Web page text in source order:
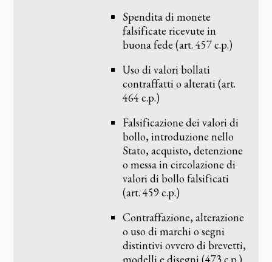
Spendita di monete
falsificate ricevute in
buona fede (art. 457 c.p.)
Uso di valori bollati
contraffatti o alterati (art.
464 c.p.)
Falsificazione dei valori di
bollo, introduzione nello
Stato, acquisto, detenzione
o messa in circolazione di
valori di bollo falsificati
(art. 459 c.p.)
Contraffazione, alterazione
o uso di marchi o segni
distintivi ovvero di brevetti,